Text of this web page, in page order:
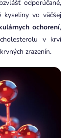
odporúčané,
kyseliny vo väčšej
ochorení,
v krvi
zrazenín.